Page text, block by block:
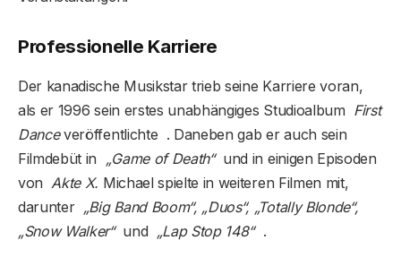
Professionelle Karriere
Der kanadische Musikstar trieb seine Karriere voran,
als er 1996 sein erstes unabhängiges Studioalbum First
Danceveröffentlichte . Daneben gab er auch sein
Filmdebüt in
„Game of Death“und in einigen Episoden
von Akte X. Michael spielte in weiteren Filmen mit,
darunter „Big Band Boom“, „Duos“, „Totally Blonde“,
„Snow Walker“und „Lap Stop 148“.